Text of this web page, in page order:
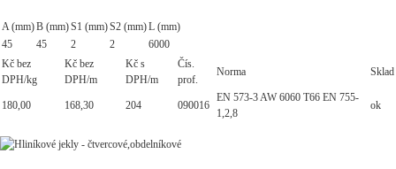
A (mm)B (mm)S1 (mm)S2 (mm)L (mm)
45
45 2 2
6000
Kč bez
DPH/kg
Kč bez
DPH/m
Kč s
DPH/m
Čís.
prof.
Norma Sklad
180,00 168,30 204 090016
EN 573-3 AW 6060 T66 EN 755-
1,2,8
ok